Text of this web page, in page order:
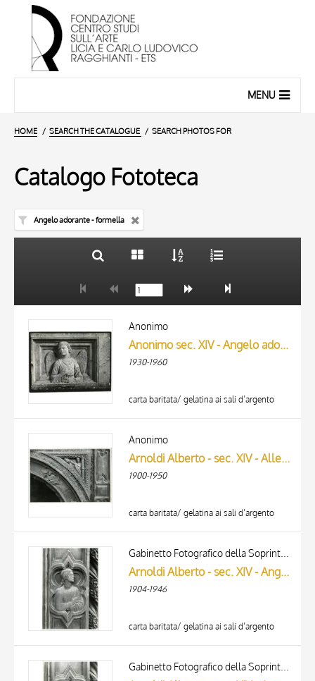
MENU
HOME SEARCH THE CATALOGUE SEARCH PHOTOS FOR
Catalogo Fototeca
Angelo adorante - formella
AUTHOR
MATERIAL AND TECHNIQUE
Anonimo
Anonimo sec. XIV - Angelo adorante
1930-1960
carta baritata/ gelatina ai sali d’argento
Anonimo
Arnoldi Alberto - sec. XIV - Allegoria della Fortezza e Angelo adorante
1900-1950
carta baritata/ gelatina ai sali d’argento
Arnoldi Alberto - sec. XIV - Angelo adorante
1904-1946
carta baritata/ gelatina ai sali d’argento